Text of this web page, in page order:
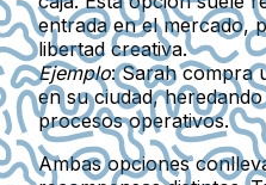
entrada en el mercado,
libertad creativa.
Ejemplo: Sarah compra
en su ciudad,
procesos operativos.
Ambas opciones